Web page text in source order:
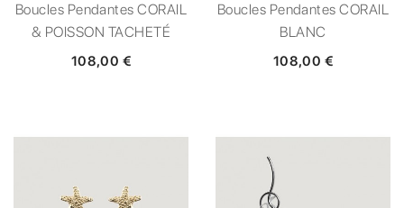
Boucles Pendantes CORAIL
& POISSON TACHETÉ
108,00 €
Boucles Pendantes CORAIL
BLANC
108,00 €